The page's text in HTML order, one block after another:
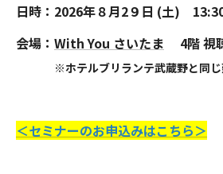
日時：2026年８月2９日 (土)
会場： With You さいたま 4階 視
※ホテルブリランテ武蔵野と同じ
＜セミナーのお申込みはこちら＞